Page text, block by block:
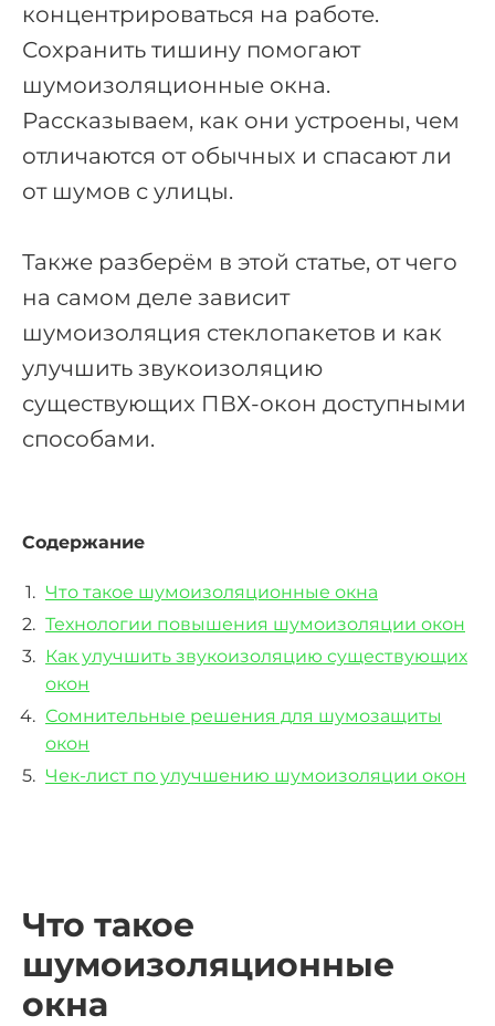
концентрироваться на работе.
Сохранить тишину помогают
шумоизоляционные окна.
Рассказываем, как они устроены, чем
отличаются от обычных и спасают ли
от шумов с улицы.
Также разберём в этой статье, от чего
на самом деле зависит
шумоизоляция стеклопакетов и как
улучшить звукоизоляцию
существующих ПВХ-окон доступными
способами.
Содержание
Что такое шумоизоляционные окна
Технологии повышения шумоизоляции окон
Как улучшить звукоизоляцию существующих
окон
Сомнительные решения для шумозащиты
окон
Чек-лист по улучшению шумоизоляции окон
Что такое
шумоизоляционные
окна